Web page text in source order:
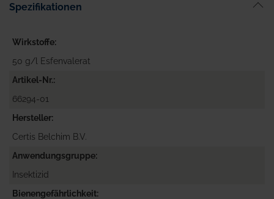
Spezifikationen
Wirkstoffe
50 g/l Esfenvalerat
Artikel-Nr.
66294-01
Hersteller
Certis Belchim B.V.
Anwendungsgruppe
Insektizid
Bienengefährlichkeit